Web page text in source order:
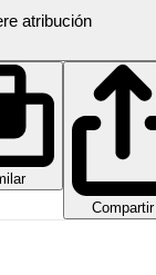
atribución
Compartir